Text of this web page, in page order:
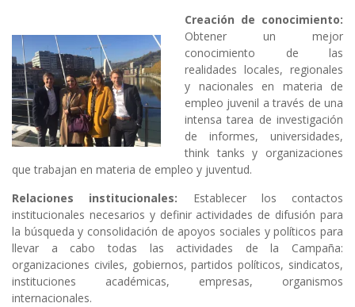
Creación de conocimiento:
Obtener un mejor
conocimiento de las
realidades locales, regionales
y nacionales en materia de
empleo juvenil a través de una
intensa tarea de investigación
de informes, universidades,
think tanks y organizaciones
que trabajan en materia de empleo y juventud.
Relaciones institucionales: Establecer los contactos
institucionales necesarios y definir actividades de difusión para
la búsqueda y consolidación de apoyos sociales y políticos para
llevar a cabo todas las actividades de la Campaña:
organizaciones civiles, gobiernos, partidos políticos, sindicatos,
instituciones académicas, empresas, organismos
internacionales.